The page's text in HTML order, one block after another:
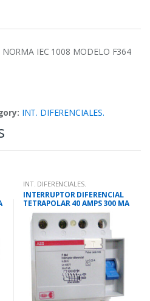
NORMA IEC 1008 MODELO F364
INT. DIFERENCIALES.
INT. DIFERENCIALES.
INTERRUPTOR DIFERENCIAL
TETRAPOLAR 40 AMPS 300 MA